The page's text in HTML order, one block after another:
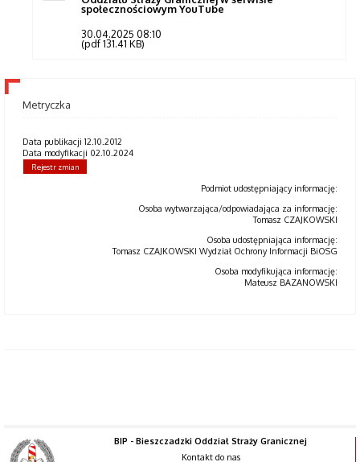
społecznościowym YouTube
30.04.2025 08:10
(pdf 131.41 KB)
Metryczka
Data publikacji 12.10.2012
Data modyfikacji 02.10.2024
Rejestr zmian
Podmiot udostępniający informację:
Osoba wytwarzająca/odpowiadająca za informację:
Tomasz CZAJKOWSKI
Osoba udostępniająca informację:
Tomasz CZAJKOWSKI Wydział Ochrony Informacji BiOSG
Osoba modyfikująca informację:
Mateusz BAZANOWSKI
BIP - Bieszczadzki Oddział Straży Granicznej
Kontakt do nas